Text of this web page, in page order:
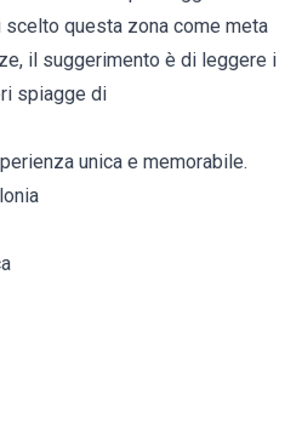
questa zona come meta
il suggerimento è di leggere i
spiagge di
unica e memorabile.